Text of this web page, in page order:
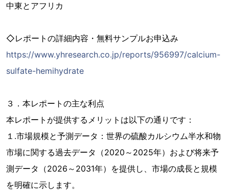
中東とアフリカ
◇レポートの詳細内容・無料サンプルお申込み
https://www.yhresearch.co.jp/reports/956997/calcium-
sulfate-hemihydrate
３．本レポートの主な利点
本レポートが提供するメリットは以下の通りです：
１.市場規模と予測データ：世界の硫酸カルシウム半水和物
市場に関する過去データ（2020～2025年）および将来予
測データ（2026～2031年）を提供し、市場の成長と規模
を明確に示します。